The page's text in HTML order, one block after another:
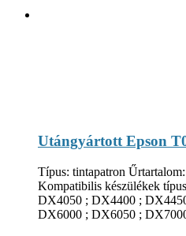
Utángyártott Epson
Típus: tintapatron
Kompatibilis készülékek
DX4050 ; DX4400 ;
DX6000 ; DX6050 ;